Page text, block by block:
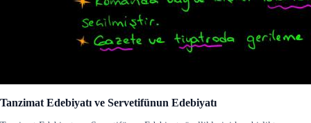
Tanzimat Edebiyatı ve Servetifünun Edebiyatı